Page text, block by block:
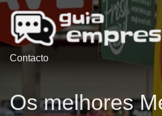
Contacto
Os melhores